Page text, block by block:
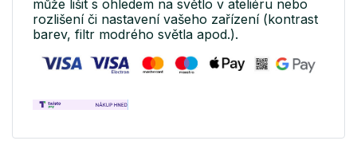
může lišit s ohledem na světlo v ateliéru nebo
rozlišení či nastavení vašeho zařízení (kontrast
barev, filtr modrého světla apod.).